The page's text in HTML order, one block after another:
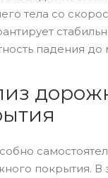
тела со
падения до
покрытия. В